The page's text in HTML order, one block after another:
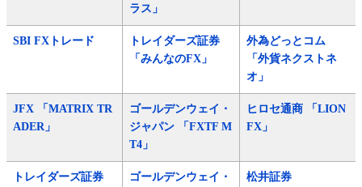
ラス」
SBI FXトレード
トレイダーズ証券
「みんなのFX」
外為どっとコム
「外貨ネクストネ
オ」
JFX 「MATRIX TR
ADER」
ゴールデンウェイ・
ジャパン 「FXTF M
T4」
ヒロセ通商 「LION
FX」
トレイダーズ証券
ゴールデンウェイ・
松井証券